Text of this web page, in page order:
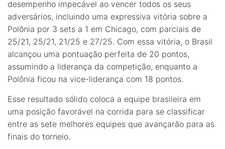
desempenho impecável ao vencer todos os seus
adversários, incluindo uma expressiva vitória sobre a
Polônia por 3 sets a 1 em Chicago, com parciais de
25/21, 25/21, 21/25 e 27/25. Com essa vitória, o Brasil
alcançou uma pontuação perfeita de 20 pontos,
assumindo a liderança da competição, enquanto a
Polônia ficou na vice-liderança com 18 pontos.
Esse resultado sólido coloca a equipe brasileira em
uma posição favorável na corrida para se classificar
entre as sete melhores equipes que avançarão para as
finais do torneio.